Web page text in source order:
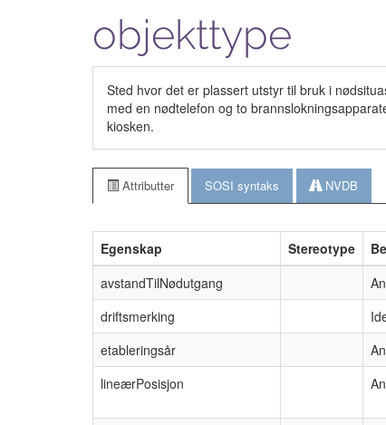
objekttype
Sted hvor det er plassert utstyr til bruk i
med en nødtelefon og to
kiosken.
Attributter SOSI syntaks NVDB
Egenskap Stereotype
avstandTilNødutgang
driftsmerking
etableringsår
lineærPosisjon